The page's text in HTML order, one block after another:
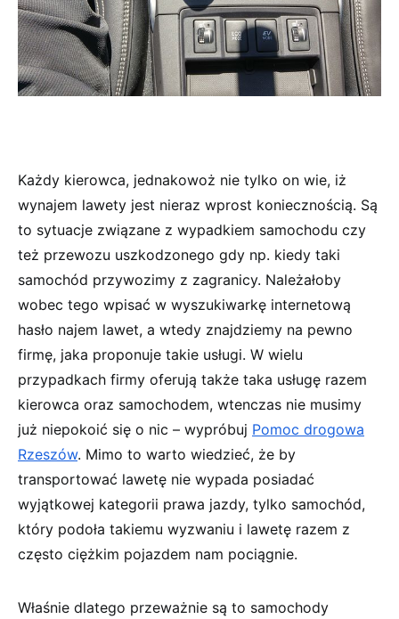
Każdy kierowca, jednakowoż nie tylko on wie, iż
wynajem lawety jest nieraz wprost koniecznością. Są
to sytuacje związane z wypadkiem samochodu czy
też przewozu uszkodzonego gdy np. kiedy taki
samochód przywozimy z zagranicy. Należałoby
wobec tego wpisać w wyszukiwarkę internetową
hasło najem lawet, a wtedy znajdziemy na pewno
firmę, jaka proponuje takie usługi. W wielu
przypadkach firmy oferują także taka usługę razem
kierowca oraz samochodem, wtenczas nie musimy
już niepokoić się o nic – wypróbuj Pomoc drogowa
Rzeszów. Mimo to warto wiedzieć, że by
transportować lawetę nie wypada posiadać
wyjątkowej kategorii prawa jazdy, tylko samochód,
który podoła takiemu wyzwaniu i lawetę razem z
często ciężkim pojazdem nam pociągnie.
Właśnie dlatego przeważnie są to samochody